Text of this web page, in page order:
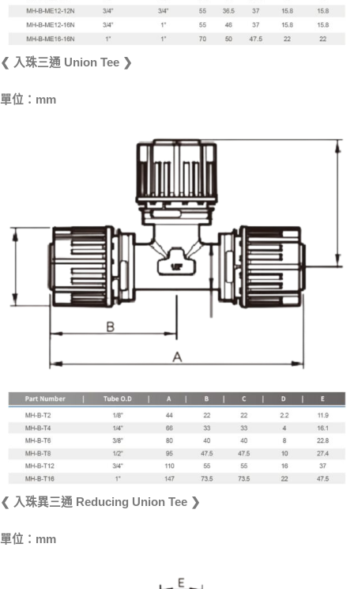
❮ 入珠三通 Union Tee ❯
單位：mm
❮ 入珠異三通 Reducing Union Tee ❯
單位：mm